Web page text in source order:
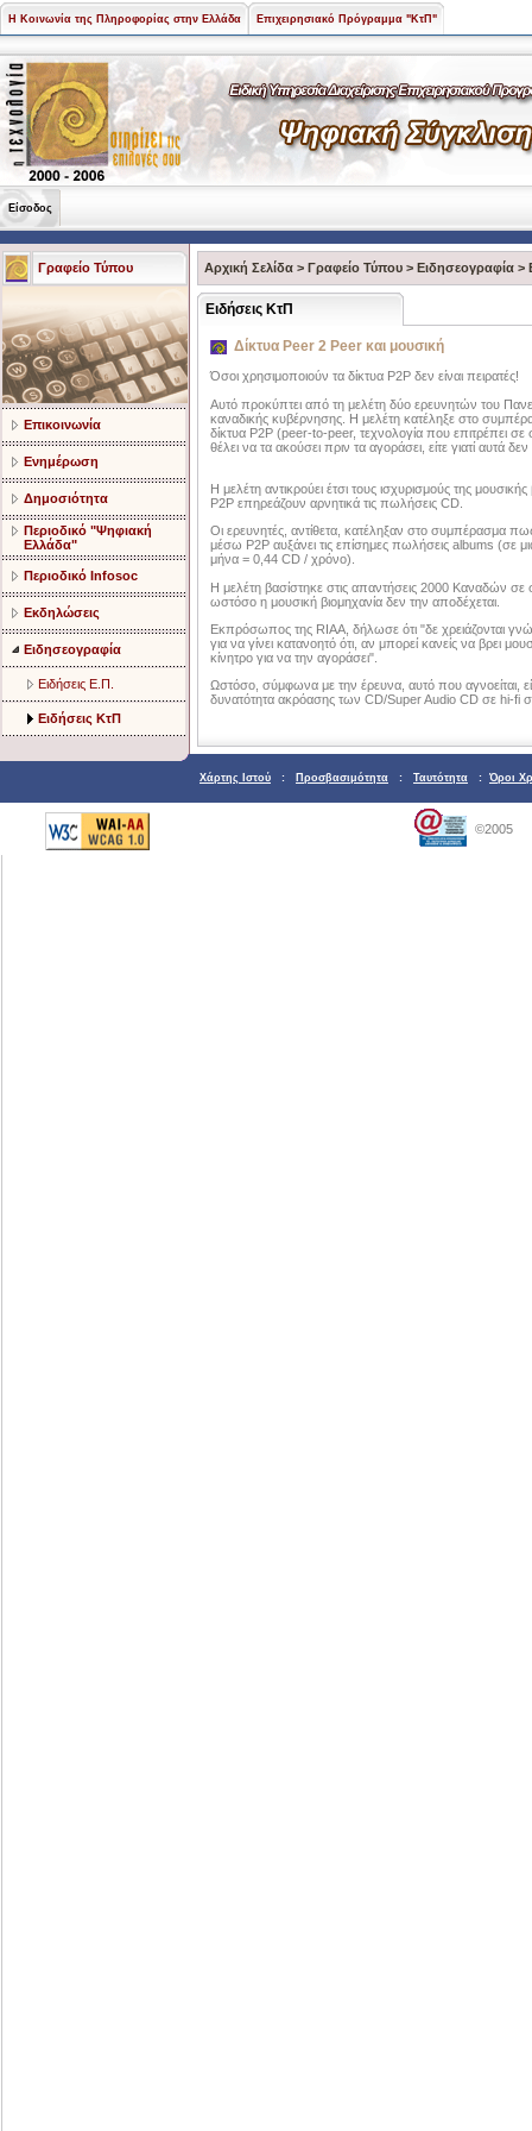
Η Κοινωνία της Πληροφορίας στην Ελλάδα Επιχειρησιακό Πρόγραμμα "ΚτΠ"
Είσοδος
Γραφείο Τύπου
Επικοινωνία
Ενημέρωση
Δημοσιότητα
Περιοδικό "Ψηφιακή
Ελλάδα"
Περιοδικό Infosoc
Εκδηλώσεις
Ειδησεογραφία
Ειδήσεις Ε.Π.
Ειδήσεις ΚτΠ
Αρχική Σελίδα > Γραφείο Τύπου > Ειδησεογραφία >
Ειδήσεις ΚτΠ
Δίκτυα Peer 2 Peer και μουσική
Όσοι χρησιμοποιούν τα δίκτυα P2P δεν είναι πειρατές!
Αυτό προκύπτει από τη μελέτη δύο ερευνητών του
καναδικής κυβέρνησης. Η μελέτη κατέληξε στο
δίκτυα P2P (peer-to-peer, τεχνολογία που επιτρέπει σε
θέλει να τα ακούσει πριν τα αγοράσει, είτε γιατί αυτά
Η μελέτη αντικρούει έτσι τους ισχυρισμούς της μουσικής
P2P επηρεάζουν αρνητικά τις πωλήσεις CD.
Οι ερευνητές, αντίθετα, κατέληξαν στο συμπέρασμα
μέσω P2P αυξάνει τις επίσημες πωλήσεις albums (σε
μήνα = 0,44 CD / χρόνο).
Η μελέτη βασίστηκε στις απαντήσεις 2000 Καναδών σε
ωστόσο η μουσική βιομηχανία δεν την αποδέχεται.
Εκπρόσωπος της RIAA, δήλωσε ότι "δε χρειάζονται
για να γίνει κατανοητό ότι, αν μπορεί κανείς να βρει
κίνητρο για να την αγοράσει".
Ωστόσο, σύμφωνα με την έρευνα, αυτό που αγνοείται,
δυνατότητα ακρόασης των CD/Super Audio CD σε hi-fi
Χάρτης Ιστού : Προσβασιμότητα : Ταυτότητα : Όροι
©2005